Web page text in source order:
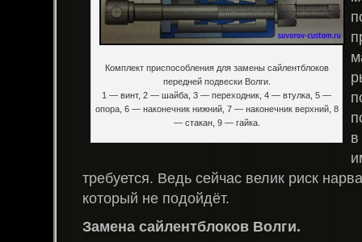
Комплект приспособления для замены сайлентблоков
передней подвески Волги.
1 — винт, 2 — шайба, 3 — переходник, 4 — втулка, 5 —
опора, 6 — наконечник нижний, 7 — наконечник верхний, 8
— стакан, 9 — гайка.
требуется. Ведь сейчас велик риск
который не подойдёт.
Замена сайлентблоков Волги.